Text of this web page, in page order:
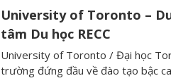
University of Toronto –
tâm Du học RECC
University of Toronto / Đại học
trường đứng đầu về đào tạo bậc